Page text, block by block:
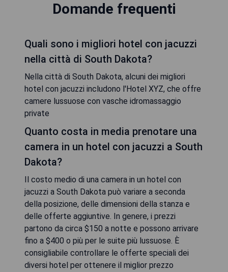
Domande frequenti
Quali sono i migliori hotel con jacuzzi
nella città di South Dakota?
Nella città di South Dakota, alcuni dei migliori
hotel con jacuzzi includono l'Hotel XYZ, che offre
camere lussuose con vasche idromassaggio
private
Quanto costa in media prenotare una
camera in un hotel con jacuzzi a South
Dakota?
Il costo medio di una camera in un hotel con
jacuzzi a South Dakota può variare a seconda
della posizione, delle dimensioni della stanza e
delle offerte aggiuntive. In genere, i prezzi
partono da circa $150 a notte e possono arrivare
fino a $400 o più per le suite più lussuose. È
consigliabile controllare le offerte speciali dei
diversi hotel per ottenere il miglior prezzo